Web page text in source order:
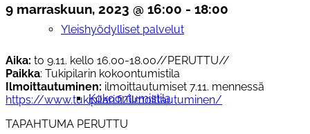
Yleishyödylliset palvelut
Kokoontumistila
9 marraskuun, 2023 @ 16:00 - 18:00
Aika: to 9.11. kello 16.00-18.00//PERUTTU//
Paikka: Tukipilarin kokoontumistila
Ilmoittautuminen: ilmoittautumiset 7.11. mennessä
https://www.tukipilari.fi/ilmoittautuminen/
TAPAHTUMA PERUTTU